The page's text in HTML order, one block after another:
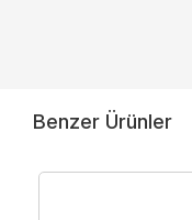
Benzer Ürünler